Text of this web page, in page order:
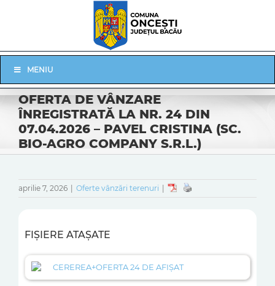
Navigation
MENIU
OFERTA DE VÂNZARE
ÎNREGISTRATĂ LA NR. 24 DIN
07.04.2026 – PAVEL CRISTINA (SC.
BIO-AGRO COMPANY S.R.L.)
aprilie 7, 2026 Oferte vânzări terenuri
FIȘIERE ATAȘATE
CEREREA+OFERTA 24 DE AFIȘAT